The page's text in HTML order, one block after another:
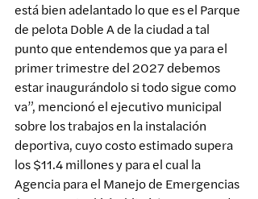
está bien adelantado lo que es el Parque
de pelota Doble A de la ciudad a tal
punto que entendemos que ya para el
primer trimestre del 2027 debemos
estar inaugurándolo si todo sigue como
va”, mencionó el ejecutivo municipal
sobre los trabajos en la instalación
deportiva, cuyo costo estimado supera
los $11.4 millones y para el cual la
Agencia para el Manejo de Emergencias